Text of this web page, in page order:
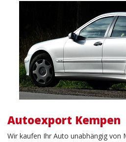
Autoexport Kempen
Wir kaufen Ihr Auto unabhängig von